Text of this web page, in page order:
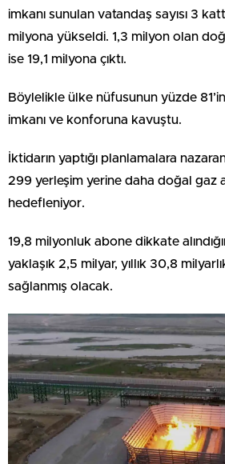
imkanı sunulan vatandaş sayısı 3
milyona yükseldi. 1,3 milyon olan
ise 19,1 milyona çıktı.
Böylelikle ülke nüfusunun yüzde
imkanı ve konforuna kavuştu.
İktidarın yaptığı planlamalara
299 yerleşim yerine daha doğal gaz
hedefleniyor.
19,8 milyonluk abone dikkate
yaklaşık 2,5 milyar, yıllık 30,8
sağlanmış olacak.